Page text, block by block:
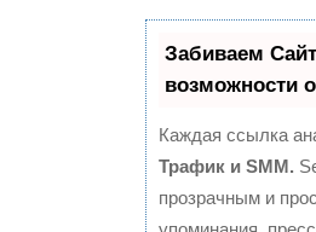
Забиваем
возможности
Каждая ссылка
Трафик и SMM.
прозрачным и